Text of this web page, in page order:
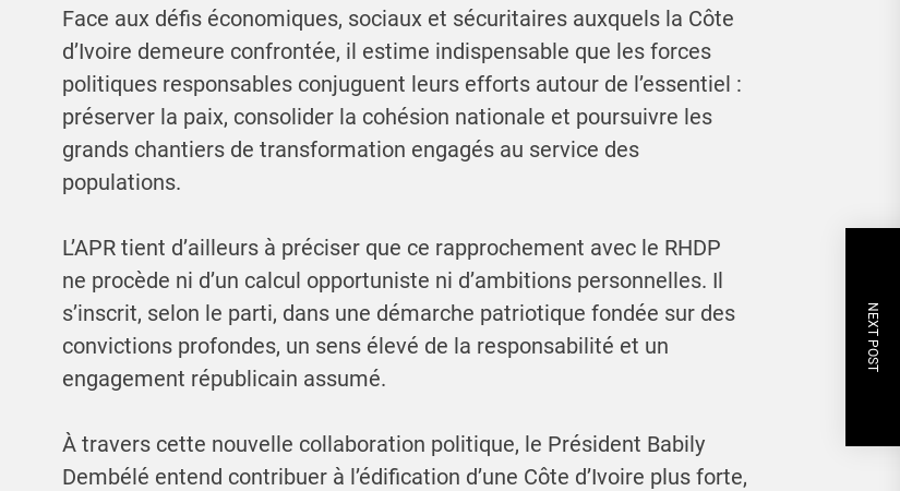
Face aux défis économiques, sociaux et sécuritaires auxquels la Côte
d’Ivoire demeure confrontée, il estime indispensable que les forces
politiques responsables conjuguent leurs efforts autour de l’essentiel :
préserver la paix, consolider la cohésion nationale et poursuivre les
grands chantiers de transformation engagés au service des
populations.
L’APR tient d’ailleurs à préciser que ce rapprochement avec le RHDP
ne procède ni d’un calcul opportuniste ni d’ambitions personnelles. Il
s’inscrit, selon le parti, dans une démarche patriotique fondée sur des
convictions profondes, un sens élevé de la responsabilité et un
engagement républicain assumé.
À travers cette nouvelle collaboration politique, le Président Babily
Dembélé entend contribuer à l’édification d’une Côte d’Ivoire plus forte,
NEXT POST